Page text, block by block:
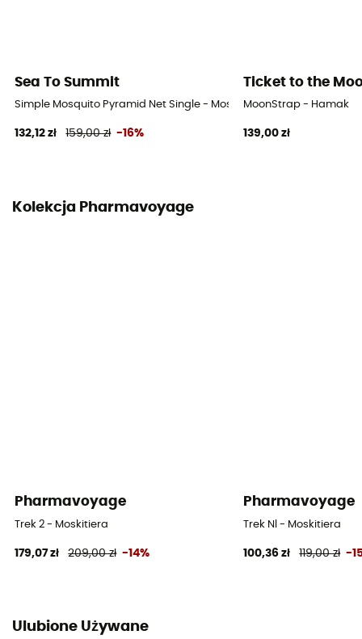
Sea To Summit
Simple Mosquito Pyramid Net Single - Moskitiera
132,12 zł 159,00 zł -16%
Ticket to the
MoonStrap - Hamak
139,00 zł
Kolekcja Pharmavoyage
Pharmavoyage
Trek 2 - Moskitiera
179,07 zł 209,00 zł -14%
Pharmavoyage
Trek Nl - Moskitiera
100,36 zł 119,00 zł -
Ulubione Używane